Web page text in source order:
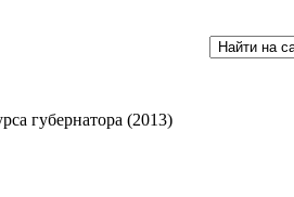
губернатора (2013)